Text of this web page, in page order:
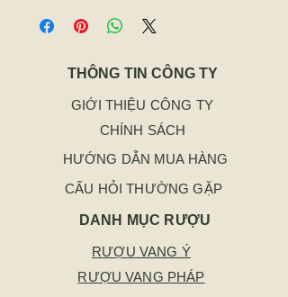
THÔNG TIN CÔNG TY
GIỚI THIỆU CÔNG TY
CHÍNH SÁCH
HƯỚNG DẪN MUA HÀNG
CẤU HỎI THƯỜNG GẶP
DANH MỤC RƯỢU
RƯỢU VANG Ý
RƯỢU VANG PHÁP